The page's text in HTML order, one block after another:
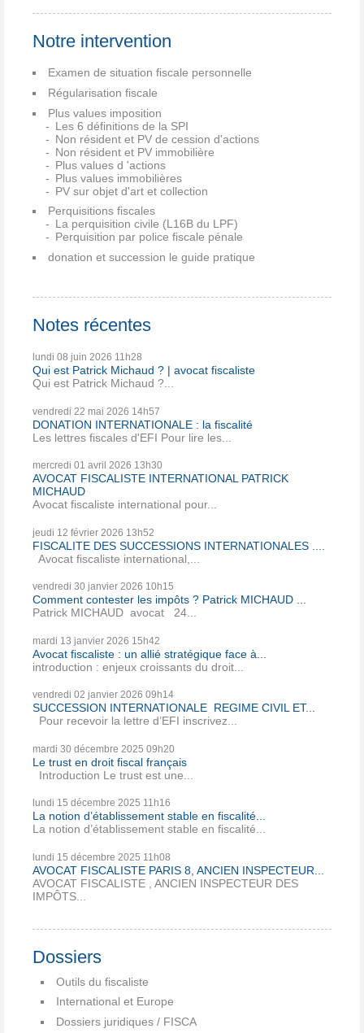
Notre intervention
Examen de situation fiscale personnelle
Régularisation fiscale
Plus values imposition
Les 6 définitions de la SPI
Non résident et PV de cession d'actions
Non résident et PV immobilière
Plus values d 'actions
Plus values immobilières
PV sur objet d'art et collection
Perquisitions fiscales
La perquisition civile (L16B du LPF)
Perquisition par police fiscale pénale
donation et succession le guide pratique
Notes récentes
lundi 08 juin 2026 11h28
Qui est Patrick Michaud ? | avocat fiscaliste
Qui est Patrick Michaud ?...
vendredi 22 mai 2026 14h57
DONATION INTERNATIONALE : la fiscalité
Les lettres fiscales d'EFI Pour lire les...
mercredi 01 avril 2026 13h30
AVOCAT FISCALISTE INTERNATIONAL PATRICK
MICHAUD
Avocat fiscaliste international pour...
jeudi 12 février 2026 13h52
FISCALITE DES SUCCESSIONS INTERNATIONALES ....
Avocat fiscaliste international,...
vendredi 30 janvier 2026 10h15
Comment contester les impôts ? Patrick MICHAUD ...
Patrick MICHAUD avocat 24...
mardi 13 janvier 2026 15h42
Avocat fiscaliste : un allié stratégique face à...
introduction : enjeux croissants du droit...
vendredi 02 janvier 2026 09h14
SUCCESSION INTERNATIONALE REGIME CIVIL ET...
Pour recevoir la lettre d’EFI inscrivez...
mardi 30 décembre 2025 09h20
Le trust en droit fiscal français
Introduction Le trust est une...
lundi 15 décembre 2025 11h16
La notion d’établissement stable en fiscalité...
La notion d’établissement stable en fiscalité...
lundi 15 décembre 2025 11h08
AVOCAT FISCALISTE PARIS 8, ANCIEN INSPECTEUR...
AVOCAT FISCALISTE , ANCIEN INSPECTEUR DES
IMPÔTS...
Dossiers
Outils du fiscaliste
International et Europe
Dossiers juridiques / FISCA